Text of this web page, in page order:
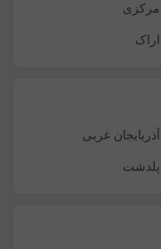
مرکزی
اراک
آذربایجان غربی
پلدشت